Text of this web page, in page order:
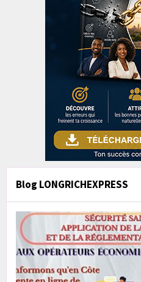
Blog LONGRICHEXPRESS